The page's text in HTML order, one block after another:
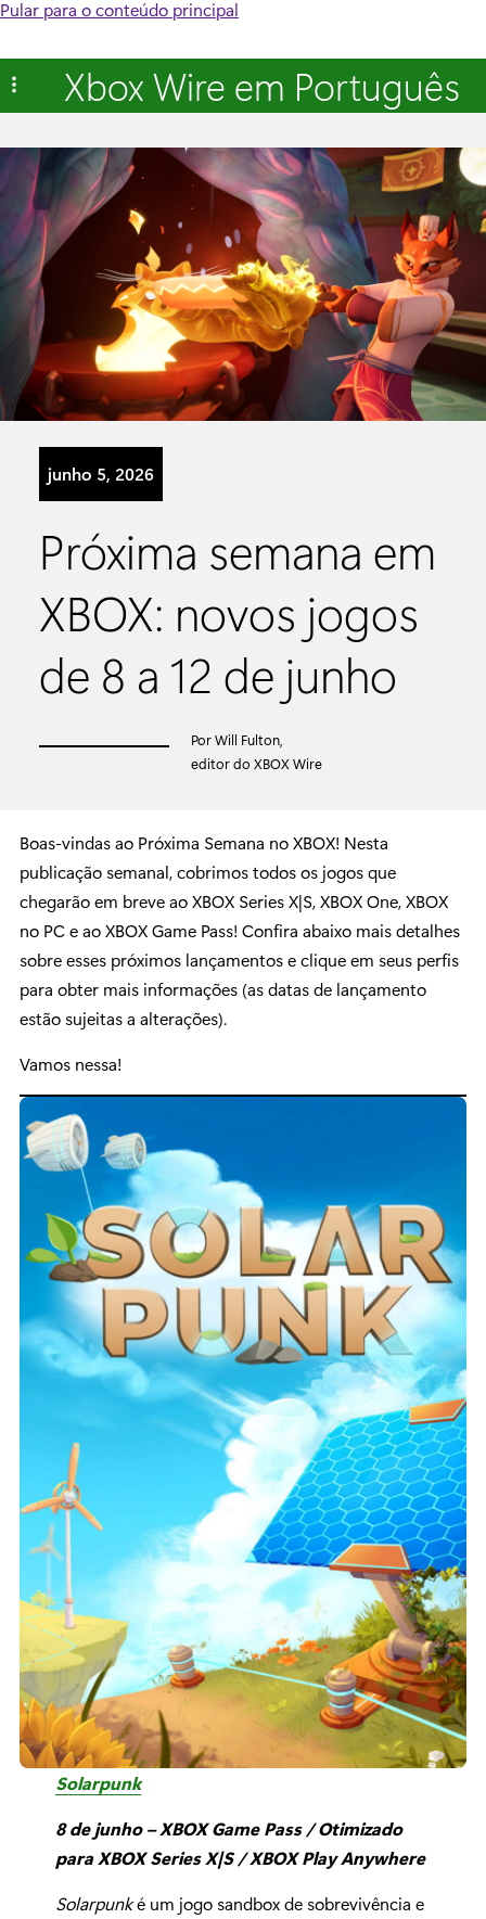
Pular para o conteúdo principal
Xbox Wire em Português
junho 5, 2026
Próxima semana em
XBOX: novos jogos
de 8 a 12 de junho
Por Will Fulton,
editor do XBOX Wire
Boas-vindas ao Próxima Semana no XBOX! Nesta
publicação semanal, cobrimos todos os jogos que
chegarão em breve ao XBOX Series X|S, XBOX One, XBOX
no PC e ao XBOX Game Pass! Confira abaixo mais detalhes
sobre esses próximos lançamentos e clique em seus perfis
para obter mais informações (as datas de lançamento
estão sujeitas a alterações).
Vamos nessa!
Solarpunk
8 de junho – XBOX Game Pass / Otimizado
para XBOX Series X|S / XBOX Play Anywhere
Solarpunké um jogo sandbox de sobrevivência e